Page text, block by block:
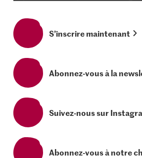
S’inscrire maintenant
Abonnez-vous à la
Suivez-nous sur
Abonnez-vous à notre